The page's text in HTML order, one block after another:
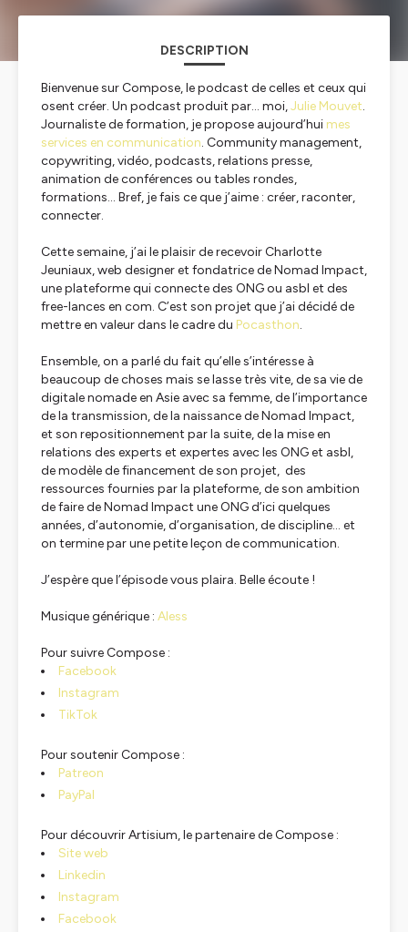
DESCRIPTION
Bienvenue sur Compose, le podcast de celles et ceux qui
osent créer. Un podcast produit par… moi,Julie Mouvet.
Journaliste de formation, je propose aujourd’hui mes
services en communication. Community management,
copywriting, vidéo, podcasts, relations presse,
animation de conférences ou tables rondes,
formations… Bref, je fais ce que j’aime : créer, raconter,
connecter.
Cette semaine, j’ai le plaisir de recevoir Charlotte
Jeuniaux, web designer et fondatrice de Nomad Impact,
une plateforme qui connecte des ONG ou asbl et des
free-lances en com. C’est son projet que j’ai décidé de
mettre en valeur dans le cadre du Pocasthon.
Ensemble, on a parlé du fait qu’elle s’intéresse à
beaucoup de choses mais se lasse très vite, de sa vie de
digitale nomade en Asie avec sa femme, de l’importance
de la transmission, de la naissance de Nomad Impact,
et son repositionnement par la suite, de la mise en
relations des experts et expertes avec les ONG et asbl,
de modèle de financement de son projet, des
ressources fournies par la plateforme, de son ambition
de faire de Nomad Impact une ONG d’ici quelques
années, d’autonomie, d’organisation, de discipline… et
on termine par une petite leçon de communication.
J’espère que l’épisode vous plaira. Belle écoute !
Musique générique : Aless
Pour suivre Compose :
Facebook
Instagram
TikTok
Pour soutenir Compose :
Patreon
PayPal
Pour découvrir Artisium, le partenaire de Compose :
Site web
Linkedin
Instagram
Facebook